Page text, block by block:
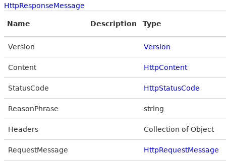
HttpResponseMessage
Name Description Type
Version Version
Content HttpContent
StatusCode HttpStatusCode
ReasonPhrase string
Headers Collection of Object
RequestMessage HttpRequestMessage